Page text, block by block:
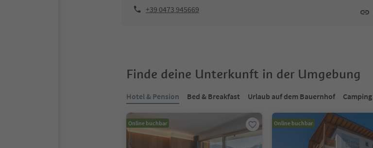
+39 0473 945669
Finde deine Unterkunft in der Umgebung
Hotel & Pension Bed & Breakfast Urlaub auf dem Bauernhof Camping
Online buchbar Online buchbar